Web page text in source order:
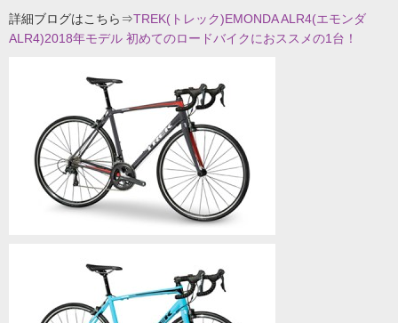
詳細ブログはこちら⇒TREK(トレック)EMONDA ALR4(エモンダ
ALR4)2018年モデル 初めてのロードバイクにおススメの1台！